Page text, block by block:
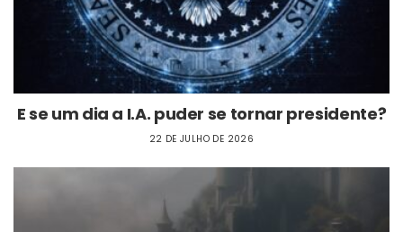
E se um dia a I.A. puder se tornar presidente?
22 DE JULHO DE 2026